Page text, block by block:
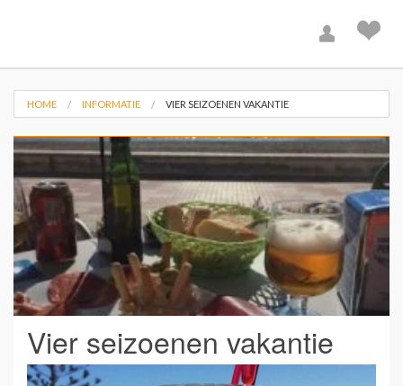
HOME INFORMATIE VIER SEIZOENEN VAKANTIE
Vier seizoenen vakantie